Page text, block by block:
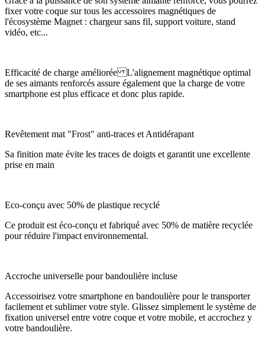
fixer votre coque sur tous les accessoires magnétiques de
l'écosystème Magnet : chargeur sans fil, support voiture, stand
vidéo, etc...
Efficacité de charge améliorée L'alignement magnétique optimal
de ses aimants renforcés assure également que la charge de votre
smartphone est plus efficace et donc plus rapide.
Revêtement mat "Frost" anti-traces et Antidérapant
Sa finition mate évite les traces de doigts et garantit une excellente
prise en main
Eco-conçu avec 50% de plastique recyclé
Ce produit est éco-conçu et fabriqué avec 50% de matière recyclée
pour réduire l'impact environnemental.
Accroche universelle pour bandoulière incluse
Accessoirisez votre smartphone en bandoulière pour le transporter
facilement et sublimer votre style. Glissez simplement le système de
fixation universel entre votre coque et votre mobile, et accrochez y
votre bandoulière.